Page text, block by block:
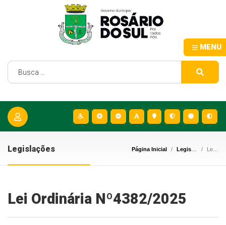
MENU
Legislações Página Inicial Legislações Lei Ordinária Nº4382/2025
Lei Ordinária Nº4382/2025